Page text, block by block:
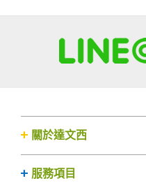
關於達文西
服務項目